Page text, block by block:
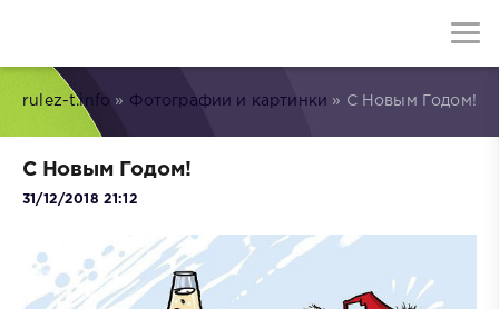
rulez-t.info » Фотографии и картинки » С Новым Годом!
С Новым Годом!
31/12/2018 21:12